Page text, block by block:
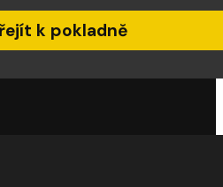
k pokladně